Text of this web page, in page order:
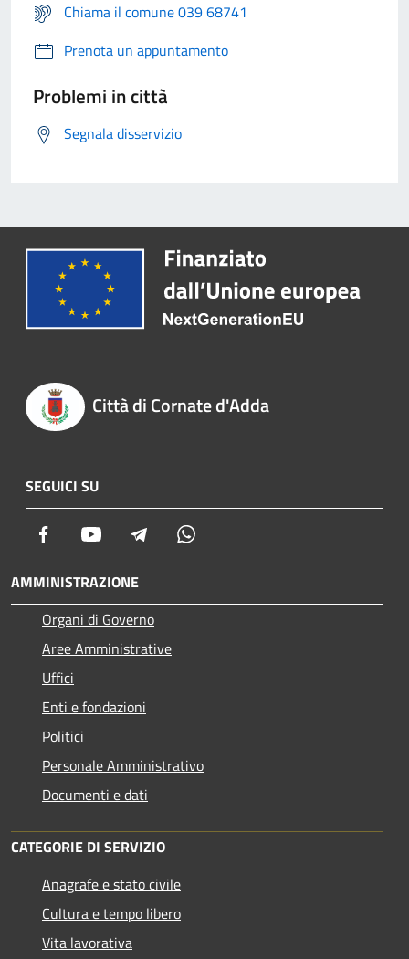
Chiama il comune 039 68741
Prenota un appuntamento
Problemi in città
Segnala disservizio
Città di Cornate d'Adda
SEGUICI SU
Facebook Youtube Telegram
AMMINISTRAZIONE
Organi di Governo
Aree Amministrative
Uffici
Enti e fondazioni
Politici
Personale Amministrativo
Documenti e dati
CATEGORIE DI SERVIZIO
Anagrafe e stato civile
Cultura e tempo libero
Vita lavorativa